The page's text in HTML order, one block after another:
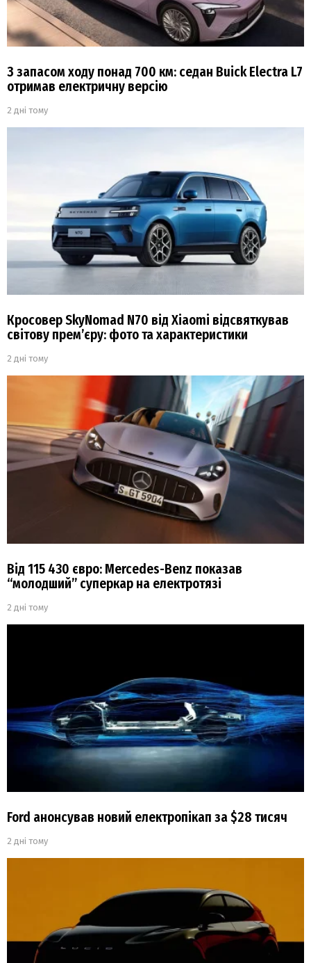
З запасом ходу понад 700 км: седан Buick Electra L7
отримав електричну версію
2 дні тому
Кросовер SkyNomad N70 від Xiaomi відсвяткував
світову прем’єру: фото та характеристики
2 дні тому
Від 115 430 євро: Mercedes-Benz показав
“молодший” суперкар на електротязі
2 дні тому
Ford анонсував новий електропікап за $28 тисяч
2 дні тому